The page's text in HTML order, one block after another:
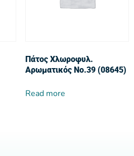
Πάτος Χλωροφυλ.
Αρωματικός No.39 (08645)
Read more